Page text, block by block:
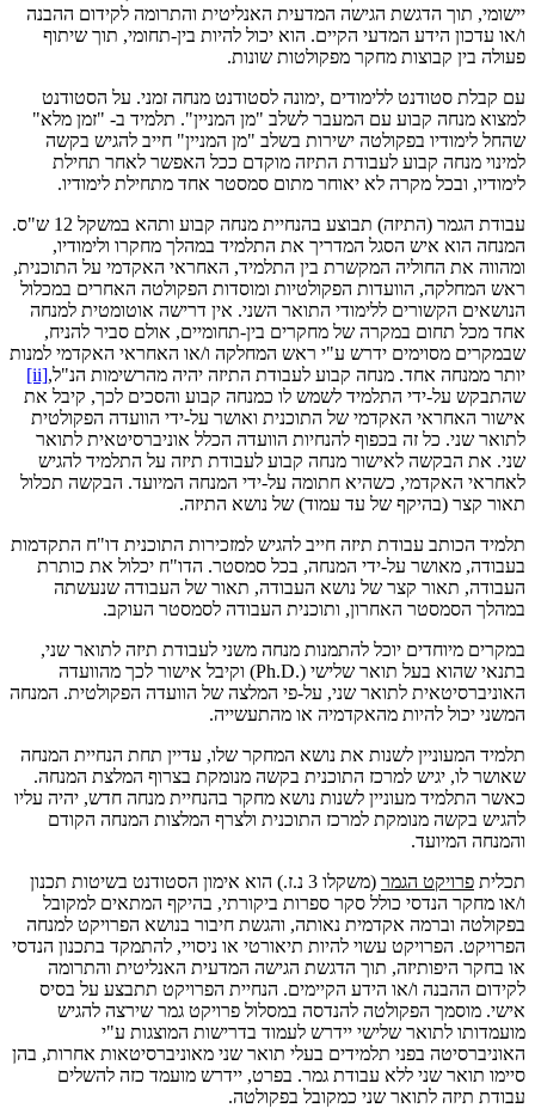
יישומי, תוך הדגשת הגישה המדעית האנליטית והתרומה לקידום ההבנה
ו/או עדכון הידע המדעי הקיים. הוא יכול להיות בין-תחומי, תוך שיתוף
פעולה בין קבוצות מחקר מפקולטות שונות.
עם קבלת סטודנט ללימודים ,ימונה לסטודנט מנחה זמני. על הסטודנט
למצוא מנחה קבוע עם המעבר לשלב "מן המניין". תלמיד ב- "זמן מלא"
שהחל לימודיו בפקולטה ישירות בשלב "מן המניין" חייב להגיש בקשה
למינוי מנחה קבוע לעבודת התיזה מוקדם ככל האפשר לאחר תחילת
לימודיו, ובכל מקרה לא יאוחר מתום סמסטר אחד מתחילת לימודיו.
עבודת הגמר (התיזה) תבוצע בהנחיית מנחה קבוע ותהא במשקל 12 ש"ס.
המנחה הוא איש הסגל המדריך את התלמיד במהלך מחקרו ולימודיו,
ומהווה את החוליה המקשרת בין התלמיד, האחראי האקדמי על התוכנית,
ראש המחלקה, הוועדות הפקולטיות ומוסדות הפקולטה האחרים במכלול
הנושאים הקשורים ללימודי התואר השני. אין דרישה אוטומטית למנחה
אחד מכל תחום במקרה של מחקרים בין-תחומיים, אולם סביר להניח,
שבמקרים מסוימים ידרש ע"י ראש המחלקה ו/או האחראי האקדמי למנות
יותר ממנחה אחד. מנחה קבוע לעבודת התיזה יהיה מהרשימות הנ"ל,[ii]
שהתבקש על-ידי התלמיד לשמש לו כמנחה קבוע והסכים לכך, קיבל את
אישור האחראי האקדמי של התוכנית ואושר על-ידי הוועדה הפקולטית
לתואר שני. כל זה בכפוף להנחיות הוועדה הכלל אוניברסיטאית לתואר
שני. את הבקשה לאישור מנחה קבוע לעבודת תיזה על התלמיד להגיש
לאחראי האקדמי, כשהיא חתומה על-ידי המנחה המיועד. הבקשה תכלול
תאור קצר (בהיקף של עד עמוד) של נושא התיזה.
תלמיד הכותב עבודת תיזה חייב להגיש למזכירות התוכנית דו"ח התקדמות
בעבודה, מאושר על-ידי המנחה, בכל סמסטר. הדו"ח יכלול את כותרת
העבודה, תאור קצר של נושא העבודה, תאור של העבודה שנעשתה
במהלך הסמסטר האחרון, ותוכנית העבודה לסמסטר העוקב.
במקרים מיוחדים יוכל להתמנות מנחה משני לעבודת תיזה לתואר שני,
בתנאי שהוא בעל תואר שלישי (Ph.D.) וקיבל אישור לכך מהוועדה
האוניברסיטאית לתואר שני, על-פי המלצה של הוועדה הפקולטית. המנחה
המשני יכול להיות מהאקדמיה או מהתעשייה.
תלמיד המעוניין לשנות את נושא המחקר שלו, עדיין תחת הנחיית המנחה
שאושר לו, יגיש למרכז התוכנית בקשה מנומקת בצרוף המלצת המנחה.
כאשר התלמיד מעוניין לשנות נושא מחקר בהנחיית מנחה חדש, יהיה עליו
להגיש בקשה מנומקת למרכז התוכנית ולצרף המלצות המנחה הקודם
והמנחה המיועד.
תכלית פרויקט הגמר
(משקלו 3 נ.ז.) הוא אימון הסטודנט בשיטות תכנון
ו/או מחקר הנדסי כולל סקר ספרות ביקורתי, בהיקף המתאים למקובל
בפקולטה וברמה אקדמית נאותה, והגשת חיבור בנושא הפרויקט למנחה
הפרויקט. הפרויקט עשוי להיות תיאורטי או ניסויי, להתמקד בתכנון הנדסי
או בחקר היפותיזה, תוך הדגשת הגישה המדעית האנליטית והתרומה
לקידום ההבנה ו/או הידע הקיימים. הנחיית הפרויקט תתבצע על בסיס
אישי. מוסמך הפקולטה להנדסה במסלול פרויקט גמר שירצה להגיש
מועמדותו לתואר שלישי יידרש לעמוד בדרישות המוצגות ע"י
האוניברסיטה בפני תלמידים בעלי תואר שני מאוניברסיטאות אחרות, בהן
סיימו תואר שני ללא עבודת גמר. בפרט, יידרש מועמד כזה להשלים
עבודת תיזה לתואר שני כמקובל בפקולטה.